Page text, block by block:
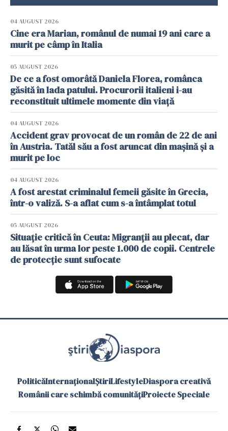
04 AUGUST 2026
Cine era Marian, românul de numai 19 ani care a
murit pe câmp în Italia
05 AUGUST 2026
De ce a fost omorâtă Daniela Florea, românca
găsită în lada patului. Procurorii italieni i-au
reconstituit ultimele momente din viață
04 AUGUST 2026
Accident grav provocat de un român de 22 de ani
în Austria. Tatăl său a fost aruncat din mașină și a
murit pe loc
04 AUGUST 2026
A fost arestat criminalul femeii găsite în Grecia,
într-o valiză. S-a aflat cum s-a întâmplat totul
05 AUGUST 2026
Situație critică în Ceuta: Migranții au plecat, dar
au lăsat în urma lor peste 1.000 de copii. Centrele
de protecție sunt sufocate
PoliticăInternaționalȘtiriLifestyleDiaspora creativă
Românii care schimbă comunitățiProiecte Speciale